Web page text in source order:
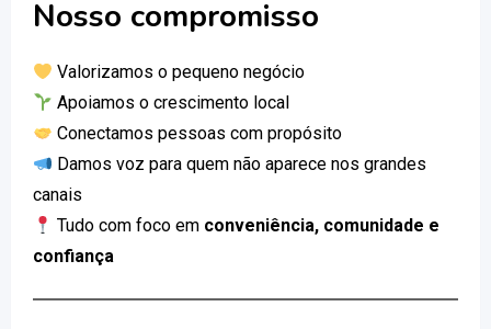
Nosso compromisso
Valorizamos o pequeno negócio
Apoiamos o crescimento local
Conectamos pessoas com propósito
Damos voz para quem não aparece nos grandes
canais
Tudo com foco em conveniência, comunidade e
confiança